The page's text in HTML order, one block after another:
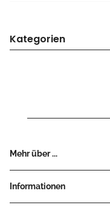
Kategorien
Mehr über ...
Informationen